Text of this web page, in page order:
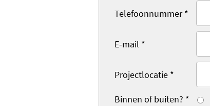
Telefoonnummer*
E-mail *
Projectlocatie *
Binnen of buiten? *